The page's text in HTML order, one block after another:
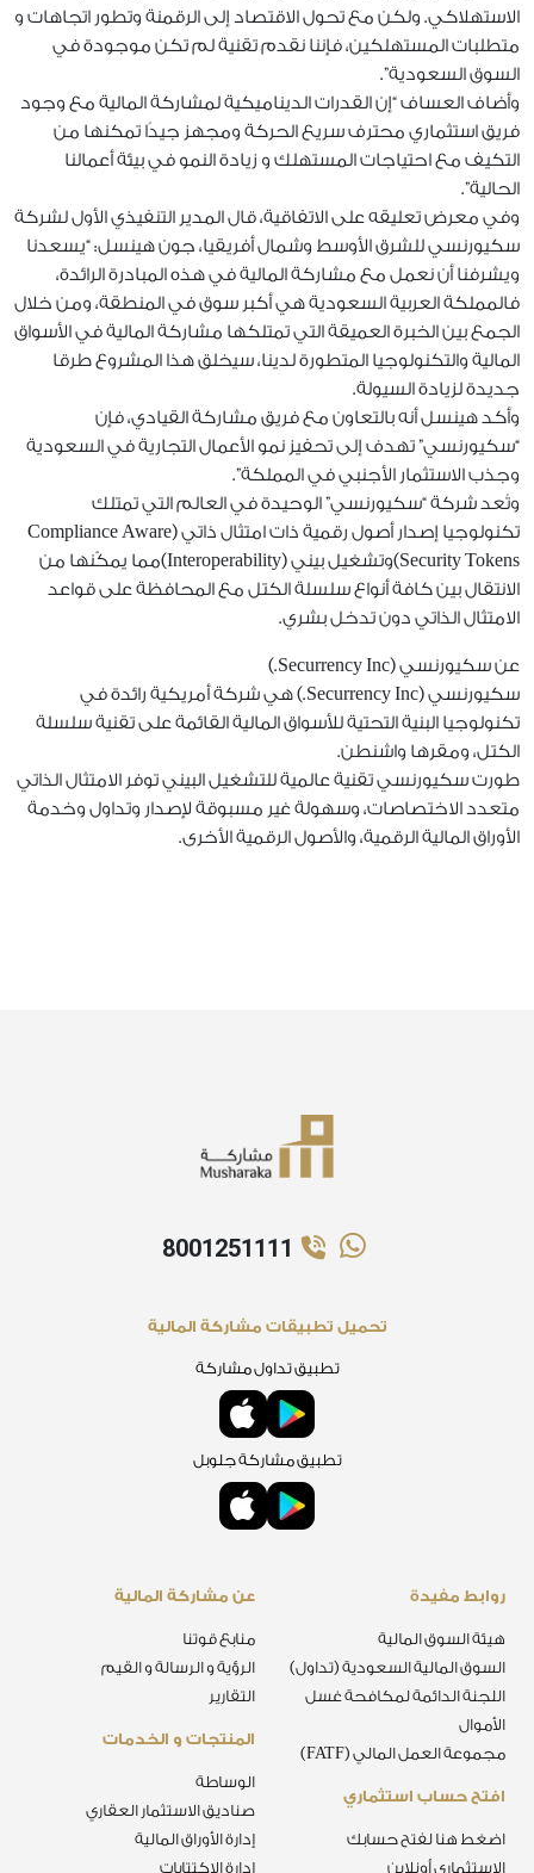
الاستهلاكي. ولكن مع تحول الاقتصاد إلى الرقمنة وتطور اتجاهات و
متطلبات المستهلكين، فإننا نقدم تقنية لم تكن موجودة في
السوق السعودية”.
وأضاف العساف “إن القدرات الديناميكية لمشاركة المالية مع وجود
فريق استثماري محترف سريع الحركة ومجهز جيدًا تمكنها من
التكيف مع احتياجات المستهلك و زيادة النمو في بيئة أعمالنا
الحالية”.
وفي معرض تعليقه على الاتفاقية، قال المدير التنفيذي الأول لشركة
سكيورنسي للشرق الأوسط وشمال أفريقيا، جون هينسل: “يسعدنا
ويشرفنا أن نعمل مع مشاركة المالية في هذه المبادرة الرائدة،
فالمملكة العربية السعودية هي أكبر سوق في المنطقة، ومن خلال
الجمع بين الخبرة العميقة التي تمتلكها مشاركة المالية في الأسواق
المالية والتكنولوجيا المتطورة لدينا، سيخلق هذا المشروع طرقا
جديدة لزيادة السيولة.
وأكد هينسل أنه بالتعاون مع فريق مشاركة القيادي، فإن
“سكيورنسي” تهدف إلى تحفيز نمو الأعمال التجارية في السعودية
وجذب الاستثمار الأجنبي في المملكة”.
وتُعد شركة “سكيورنسي” الوحيدة في العالم التي تمتلك
تكنولوجيا إصدار أصول رقمية ذات امتثال ذاتي (Compliance Aware
Security Tokens)وتشغيل بيني (Interoperability)مما يمكّنها من
الانتقال بين كافة أنواع سلسلة الكتل مع المحافظة على قواعد
الامتثال الذاتي دون تدخل بشري.
عن سكيورنسي (Securrency Inc.)
سكيورنسي (Securrency Inc.) هي شركة أمريكية رائدة في
تكنولوجيا البنية التحتية للأسواق المالية القائمة على تقنية سلسلة
الكتل، ومقرها واشنطن.
طورت سكيورنسي تقنية عالمية للتشغيل البيني توفر الامتثال الذاتي
متعدد الاختصاصات، وسهولة غير مسبوقة لإصدار وتداول وخدمة
الأوراق المالية الرقمية، والأصول الرقمية الأخرى.
8001251111
المنتجات و الخدمات
الوساطة
صناديق الاستثمار العقاري
إدارة الأوراق المالية
إدارة الإكتتابات
عن مشاركة المالية
منابع قوتنا
الرؤية و الرسالة و القيم
التقارير
افتح حساب استثماري
اضغط هنا لفتح حسابك
الاستثماري أونلاين
روابط مفيدة
هيئة السوق المالية
السوق المالية السعودية (تداول)
اللجنة الدائمة لمكافحة غسل
الأموال
مجموعة العمل المالي (FATF)
تحميل تطبيقات مشاركة المالية
تطبيق تداول مشاركة
تطبيق مشاركة جلوبل